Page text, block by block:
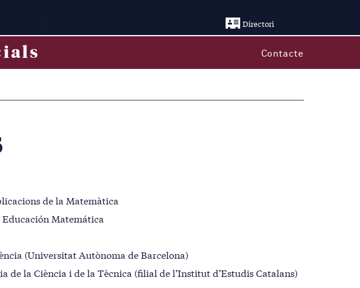
Directori
Contacte
de la Matemàtica
Matemática
(Universitat Autònoma de Barcelona)
de la Ciència i de la Tècnica (filial de l’Institut d’Estudis Catalans)